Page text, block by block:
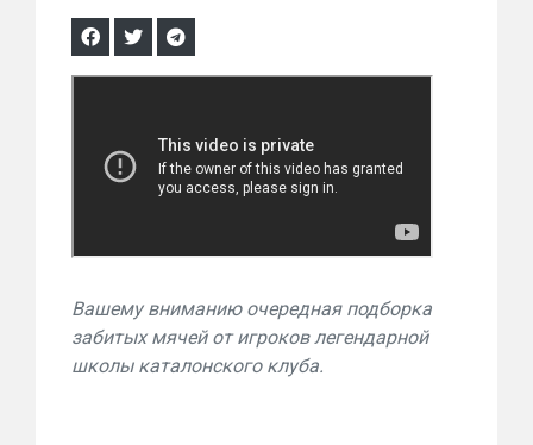
Вашему вниманию очередная подборка
забитых мячей от игроков легендарной
школы каталонского клуба.